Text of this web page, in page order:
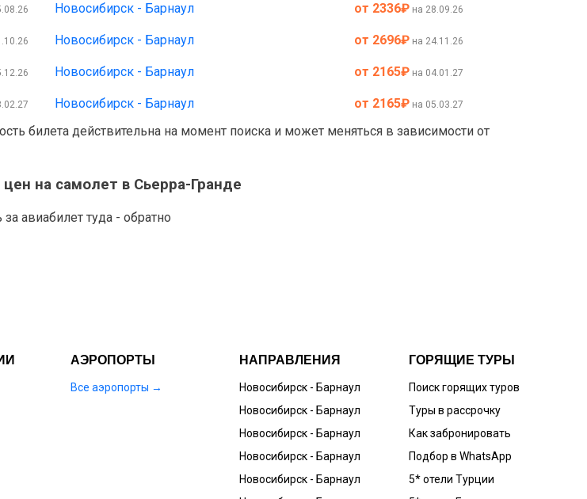
Новосибирск - Барнаул от 2336₽ на 28.09.26
Новосибирск - Барнаул от 2696₽ на 24.11.26
Новосибирск - Барнаул от 2165₽ на 04.01.27
Новосибирск - Барнаул от 2165₽ на 05.03.27
билета действительна на момент поиска и может меняться в зависимости от
на самолет в Сьерра-Гранде
авиабилет туда - обратно
АЭРОПОРТЫ
Все аэропорты →
НАПРАВЛЕНИЯ
Новосибирск - Барнаул
Новосибирск - Барнаул
Новосибирск - Барнаул
Новосибирск - Барнаул
Новосибирск - Барнаул
ГОРЯЩИЕ ТУРЫ
Поиск горящих туров
Туры в рассрочку
Как забронировать
Подбор в WhatsApp
5* отели Турции